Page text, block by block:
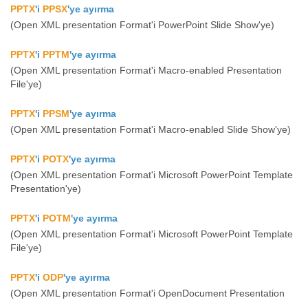
PPTX'i PPSX'ye ayırma
(Open XML presentation Format'i PowerPoint Slide Show'ye)
PPTX'i PPTM'ye ayırma
(Open XML presentation Format'i Macro-enabled Presentation
File'ye)
PPTX'i PPSM'ye ayırma
(Open XML presentation Format'i Macro-enabled Slide Show'ye)
PPTX'i POTX'ye ayırma
(Open XML presentation Format'i Microsoft PowerPoint Template
Presentation'ye)
PPTX'i POTM'ye ayırma
(Open XML presentation Format'i Microsoft PowerPoint Template
File'ye)
PPTX'i ODP'ye ayırma
(Open XML presentation Format'i OpenDocument Presentation